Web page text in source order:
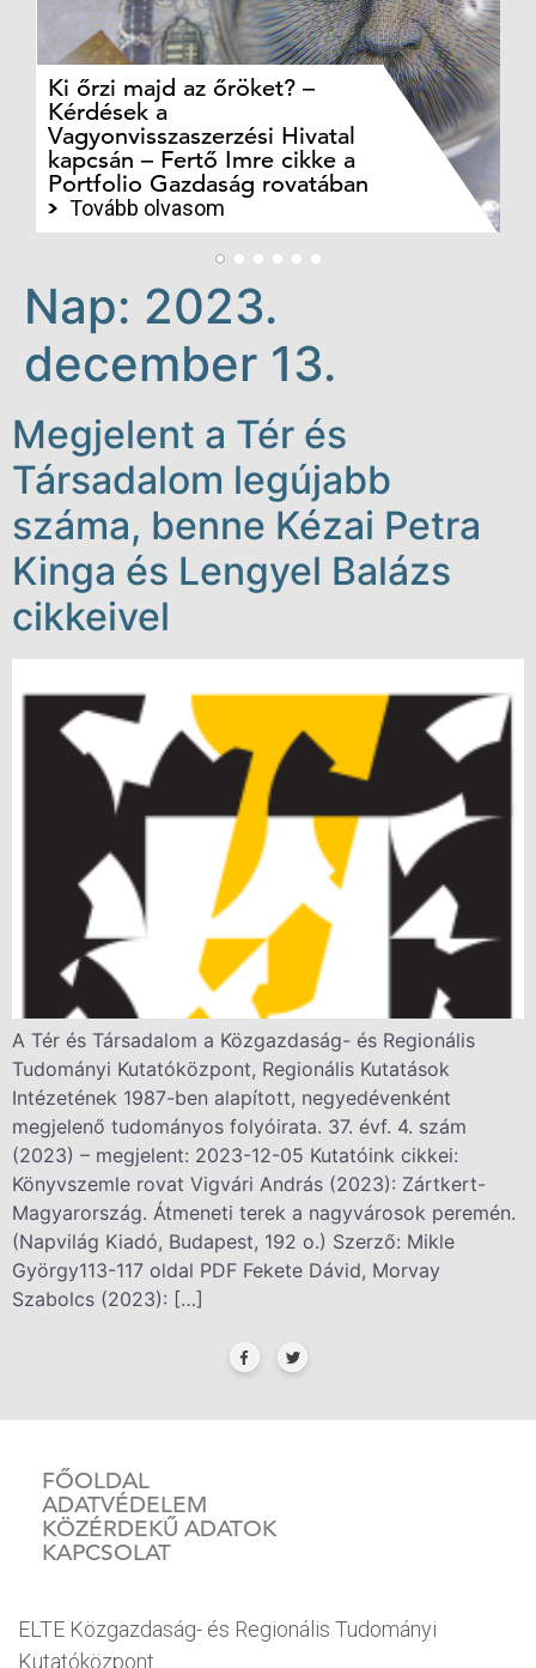
Ki őrzi majd az őröket? –
Kérdések a
Vagyonvisszaszerzési Hivatal
kapcsán – Fertő Imre cikke a
Portfolio Gazdaság rovatában
Tovább olvasom
Nap: 2023.
december 13.
Megjelent a Tér és
Társadalom legújabb
száma, benne Kézai Petra
Kinga és Lengyel Balázs
cikkeivel
A Tér és Társadalom a Közgazdaság- és Regionális
Tudományi Kutatóközpont, Regionális Kutatások
Intézetének 1987-ben alapított, negyedévenként
megjelenő tudományos folyóirata. 37. évf. 4. szám
(2023) – megjelent: 2023-12-05 Kutatóink cikkei:
Könyvszemle rovat Vigvári András (2023): Zártkert-
Magyarország. Átmeneti terek a nagyvárosok peremén.
(Napvilág Kiadó, Budapest, 192 o.) Szerző: Mikle
György113-117 oldal PDF Fekete Dávid, Morvay
Szabolcs (2023): […]
FŐOLDAL
ADATVÉDELEM
KÖZÉRDEKŰ ADATOK
KAPCSOLAT
ELTE Közgazdaság- és Regionális Tudományi
Kutatóközpont